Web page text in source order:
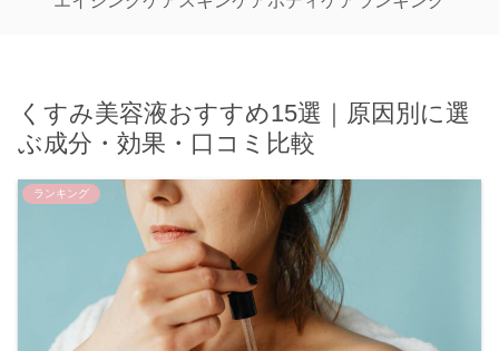
くすみ美容液おすすめ15選｜原因別に選
ぶ成分・効果・口コミ比較
ランキング